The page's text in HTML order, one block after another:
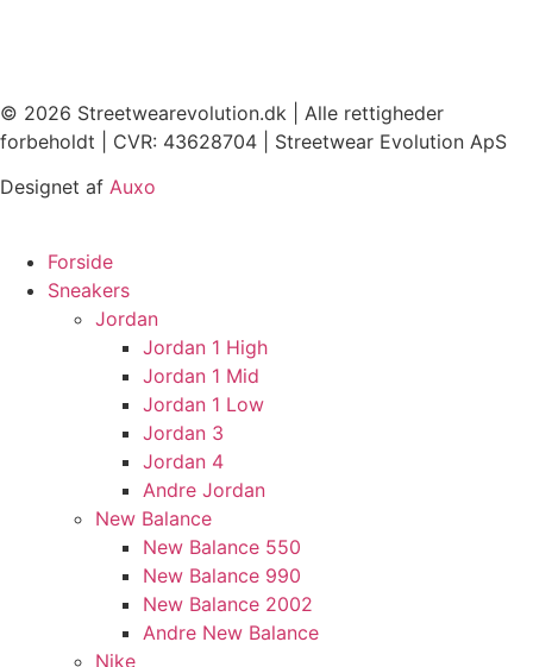
© 2026 Streetwearevolution.dk | Alle rettigheder
forbeholdt | CVR: 43628704 | Streetwear Evolution ApS
Designet af Auxo
Forside
Sneakers
Jordan
Jordan 1 High
Jordan 1 Mid
Jordan 1 Low
Jordan 3
Jordan 4
Andre Jordan
New Balance
New Balance 550
New Balance 990
New Balance 2002
Andre New Balance
Nike